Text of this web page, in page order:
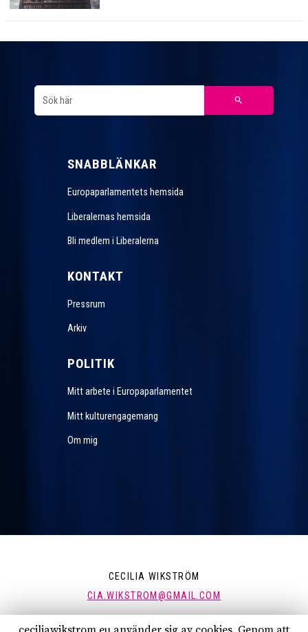
SNABBLÄNKAR
Europaparlamentets hemsida
Liberalernas hemsida
Bli medlem i Liberalerna
KONTAKT
Pressrum
Arkiv
POLITIK
Mitt arbete i Europaparlamentet
Mitt kulturengagemang
Om mig
CECILIA WIKSTRÖM
CIA.WIKSTROM@GMAIL.COM